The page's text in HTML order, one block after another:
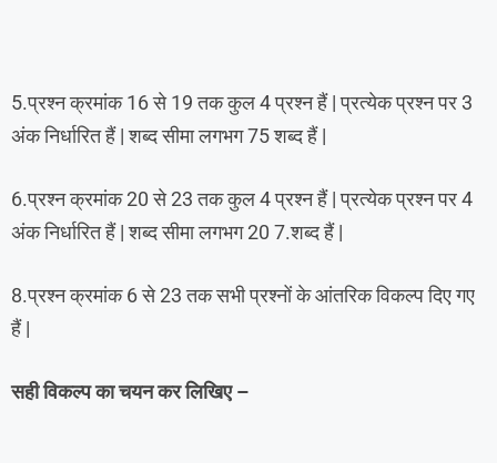
5.प्रश्न क्रमांक 16 से 19 तक कुल 4 प्रश्न हैं | प्रत्येक प्रश्न पर 3
अंक निर्धारित हैं | शब्द सीमा लगभग 75 शब्द हैं |
6.प्रश्न क्रमांक 20 से 23 तक कुल 4 प्रश्न हैं | प्रत्येक प्रश्न पर 4
अंक निर्धारित हैं | शब्द सीमा लगभग 20 7.शब्द हैं |
8.प्रश्न क्रमांक 6 से 23 तक सभी प्रश्नों के आंतरिक विकल्प दिए गए
हैं |
सही विकल्प का चयन कर लिखिए –